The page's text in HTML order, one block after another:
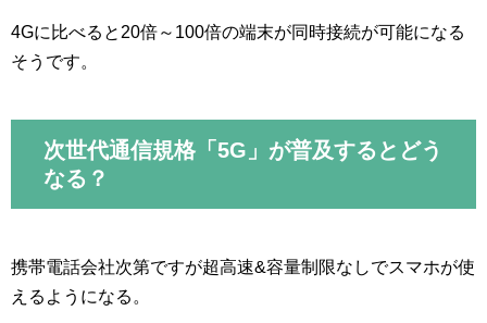
4Gに比べると20倍～100倍の端末が同時接続が可能になる
そうです。
次世代通信規格「5G」が普及するとどう
なる？
携帯電話会社次第ですが超高速&容量制限なしでスマホが使
えるようになる。